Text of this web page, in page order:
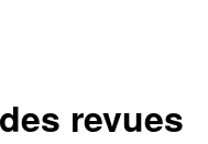
revues